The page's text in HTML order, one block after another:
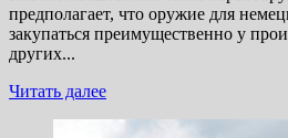
предполагает, что оружие для
закупаться преимущественно у
других...
Читать далееПрочитать